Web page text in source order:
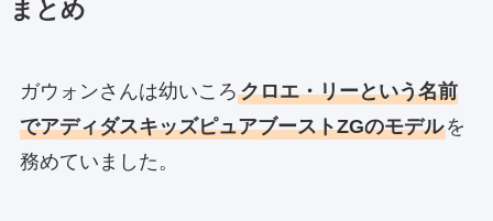
まとめ
ガウォンさんは幼いころクロエ・リーという名前
でアディダスキッズピュアブーストZGのモデルを
務めていました。